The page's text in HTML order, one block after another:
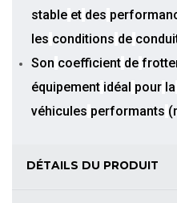
stable et des
les conditions de
Son coefficient de
équipement idéal pour la
véhicules performants
DÉTAILS DU PRODUIT